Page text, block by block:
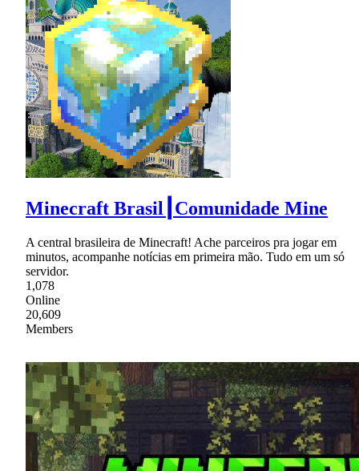
Minecraft Brasil┃Comunidade Mine
A central brasileira de Minecraft! Ache parceiros pra jogar em
minutos, acompanhe notícias em primeira mão. Tudo em um só
servidor.
1,078
Online
20,609
Members